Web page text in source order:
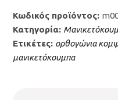
Κωδικός προϊόντος:
Κατηγορία:
Ετικέτες: ορθογώνια
μανικετόκουμπα